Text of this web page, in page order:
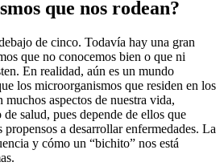
que nos rodean?
de cinco. Todavía hay una gran
que no conocemos bien o que ni
En realidad, aún es un mundo
los microorganismos que residen en los
muchos aspectos de nuestra vida,
salud, pues depende de ellos que
propensos a desarrollar enfermedades. La
y cómo un “bichito” nos está